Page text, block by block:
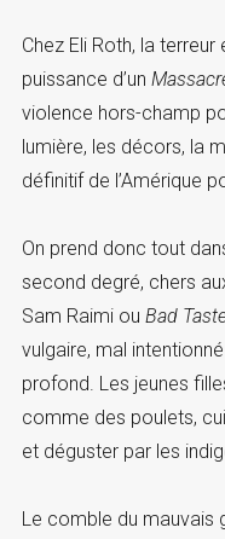
Chez Eli Roth, la
puissance d’un
violence hors-champ
lumière, les décors, la
définitif de l’Amérique
On prend donc tout
second degré, chers
Sam Raimi ou Bad
vulgaire, mal
profond. Les jeunes
comme des poulets,
et déguster par les
Le comble du mauvais